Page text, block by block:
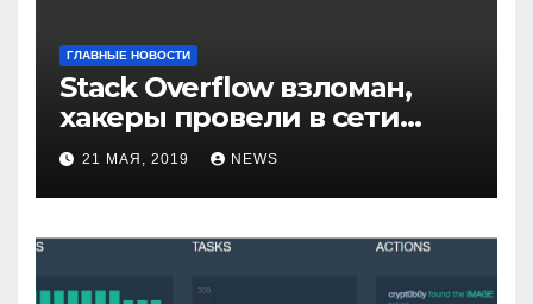
ГЛАВНЫЕ НОВОСТИ
Stack Overflow взломан,
хакеры провели в сети
компании неделю
21 МАЯ, 2019 NEWS